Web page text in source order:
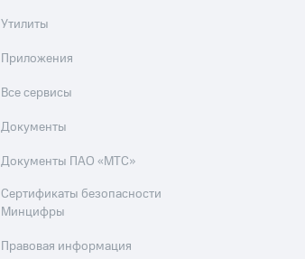
Утилиты
Приложения
Все сервисы
Документы
Документы ПАО «МТС»
Сертификаты безопасности
Минцифры
Правовая информация